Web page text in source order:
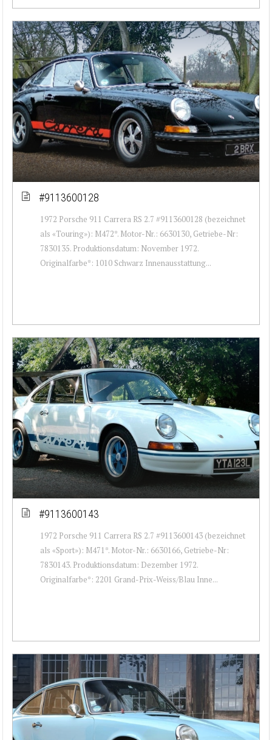
#9113600128
1972 Porsche 911 Carrera RS 2.7 #9113600128 (bezeichnet
als «Touring»): M472*. Motor-Nr.: 6630130, Getriebe-Nr:
7830135. Produktionsdatum: November 1972.
Originalfarbe*: 1010 Schwarz Innenausstattung...
#9113600143
1972 Porsche 911 Carrera RS 2.7 #9113600143 (bezeichnet
als «Sport»): M471*. Motor-Nr.: 6630166, Getriebe-Nr:
7830143. Produktionsdatum: Dezember 1972.
Originalfarbe*: 2201 Grand-Prix-Weiss/Blau Inne...